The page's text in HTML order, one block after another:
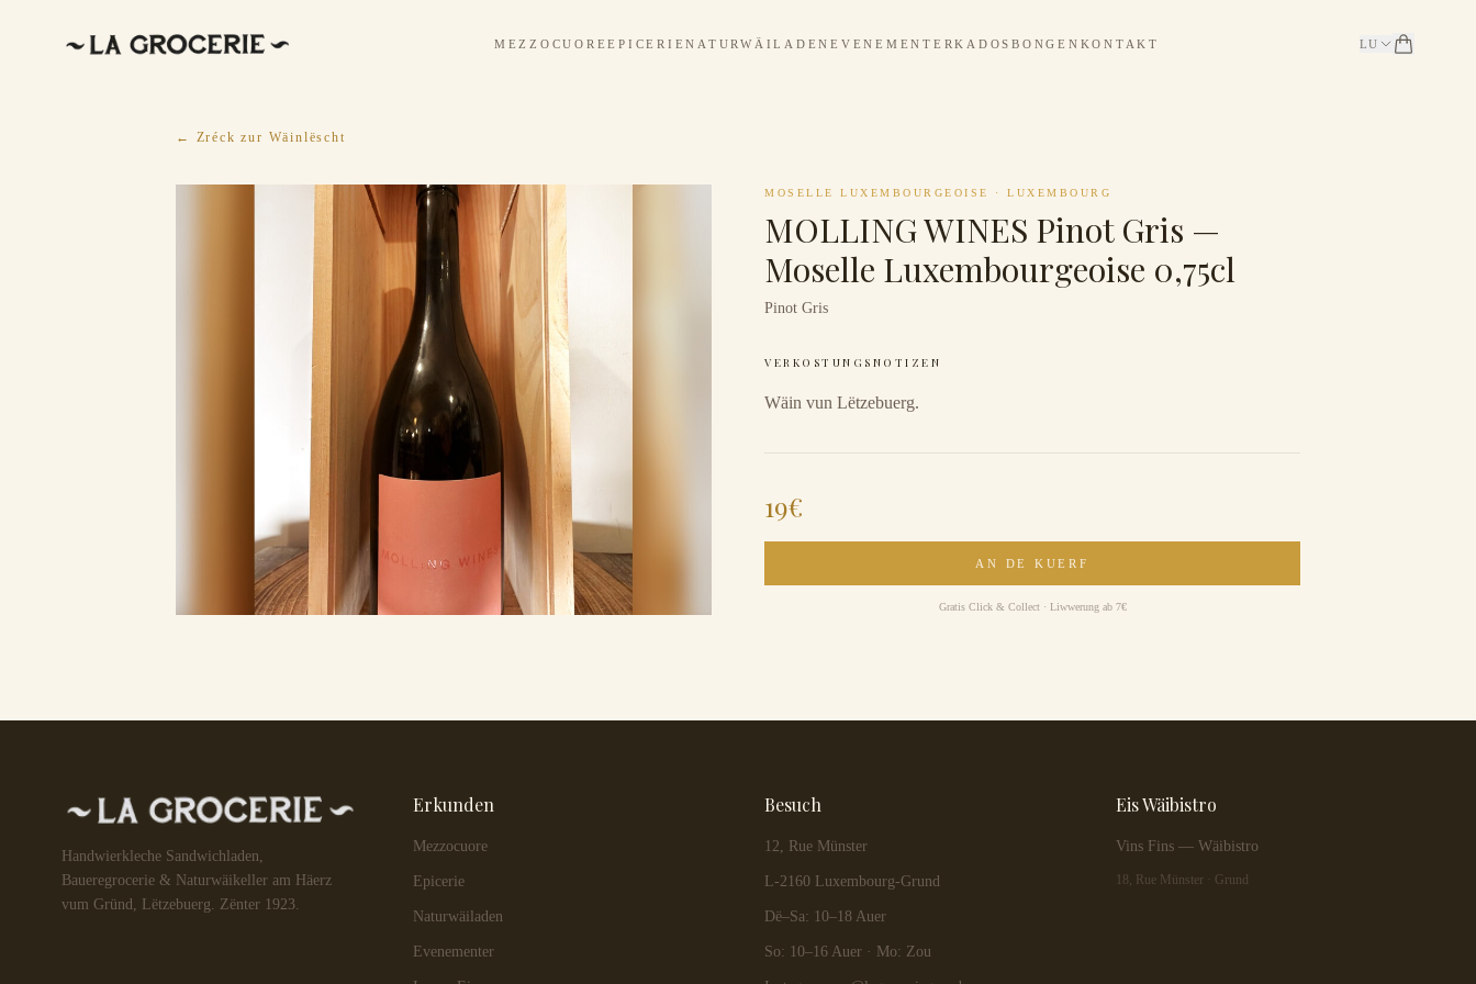
MEZZOCUOREEPICERIENATURWÄILADENEVENEMENTERKADOSBONGEN KONTAKT LU
← Zréck zur Wäinlëscht
MOSELLE LUXEMBOURGEOISE · LUXEMBOURG
MOLLING WINES Pinot Gris —
Moselle Luxembourgeoise 0,75cl
Pinot Gris
VERKOSTUNGSNOTIZEN
Wäin vun Lëtzebuerg.
19€
AN DE KUERF
Gratis Click & Collect · Liwwerung ab 7€
Handwierkleche Sandwichladen,
Baueregrocerie & Naturwäikeller am Häerz
vum Gründ, Lëtzebuerg. Zënter 1923.
Erkunden
Mezzocuore
Epicerie
Naturwäiladen
Evenementer
Besuch
12, Rue Münster
L-2160 Luxembourg-Grund
Dë–Sa: 10–18 Auer
So: 10–16 Auer · Mo: Zou
Eis Wäibistro
Vins Fins — Wäibistro
18, Rue Münster · Grund